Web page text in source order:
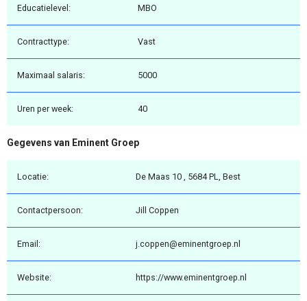
Educatielevel: MBO
Contracttype: Vast
Maximaal salaris: 5000
Uren per week: 40
Gegevens van Eminent Groep
Locatie: De Maas 10 , 5684 PL, Best
Contactpersoon: Jill Coppen
Email: j.coppen@eminentgroep.nl
Website: https://www.eminentgroep.nl